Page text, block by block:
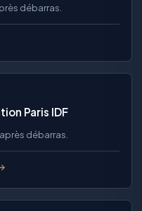
débarras.
Paris IDF
débarras.